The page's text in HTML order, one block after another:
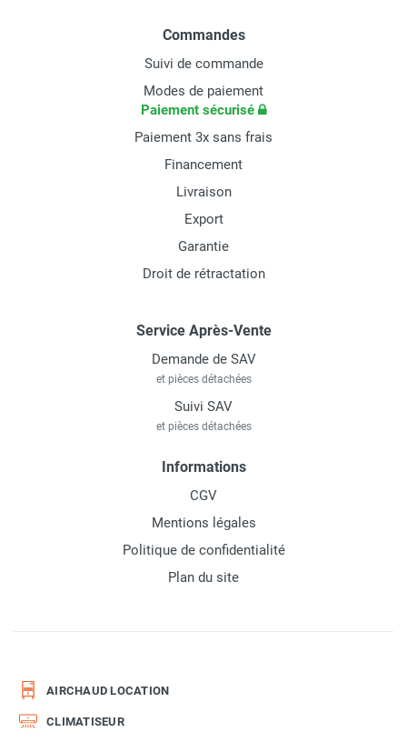
Commandes
Suivi de commande
Modes de paiement
Paiement sécurisé
Paiement 3x sans frais
Financement
Livraison
Export
Garantie
Droit de rétractation
Service Après-Vente
Demande de SAV
et pièces détachées
Suivi SAV
et pièces détachées
Informations
CGV
Mentions légales
Politique de confidentialité
Plan du site
AIRCHAUD LOCATION
CLIMATISEUR